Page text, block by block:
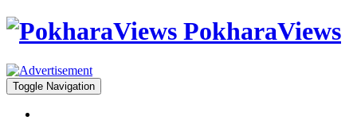
PokharaViews
Toggle Navigation